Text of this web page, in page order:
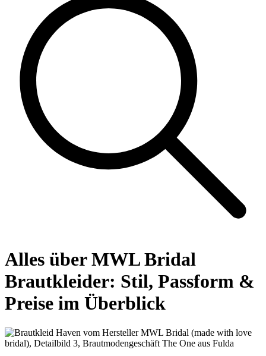
Alles über MWL Bridal
Brautkleider: Stil, Passform &
Preise im Überblick